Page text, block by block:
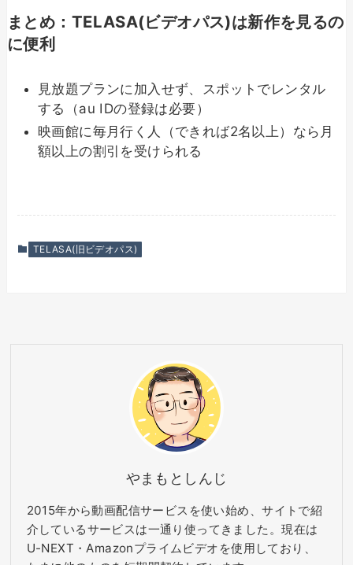
まとめ：TELASA(ビデオパス)は新作を見るの
に便利
見放題プランに加入せず、スポットでレンタル
する（au IDの登録は必要）
映画館に毎月行く人（できれば2名以上）なら月
額以上の割引を受けられる
TELASA(旧ビデオパス)
やまもとしんじ
2015年から動画配信サービスを使い始め、サイトで紹
介しているサービスは一通り使ってきました。現在は
U-NEXT・Amazonプライムビデオを使用しており、